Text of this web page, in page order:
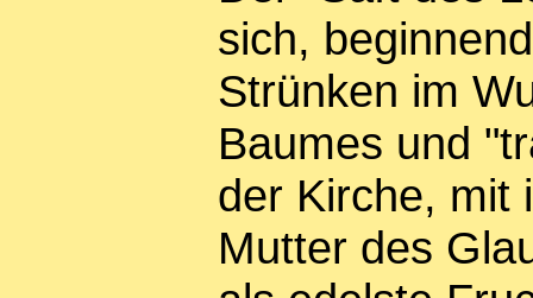
sich,
Strünken im
Baumes und
der Kirche, mit
Mutter des